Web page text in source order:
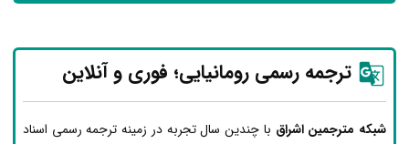
ترجمه رسمی رومانیایی؛ فوری و آنلاین
شبکه مترجمین اشراق با چندین سال تجربه در زمینه ترجمه رسمی اسناد